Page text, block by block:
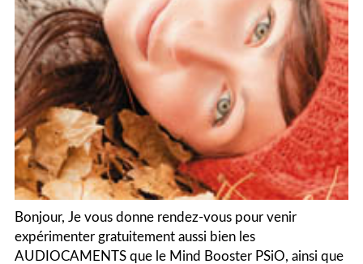
Bonjour, Je vous donne rendez-vous pour venir
expérimenter gratuitement aussi bien les
AUDIOCAMENTS que le Mind Booster PSiO, ainsi que